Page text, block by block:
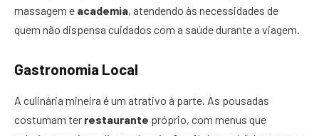
massagem e academia, atendendo às necessidades de
quem não dispensa cuidados com a saúde durante a viagem.
Gastronomia Local
A culinária mineira é um atrativo à parte. As pousadas
costumam ter restaurante próprio, com menus que